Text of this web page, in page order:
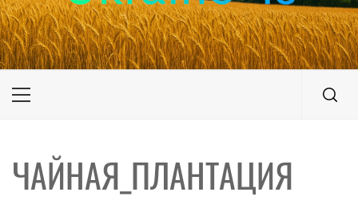
UKRAINE-IS
ПУТЕШЕСТВИЕ ПО УКРАИНЕ
Primary
ЧАЙНАЯ_ПЛАНТАЦИЯ